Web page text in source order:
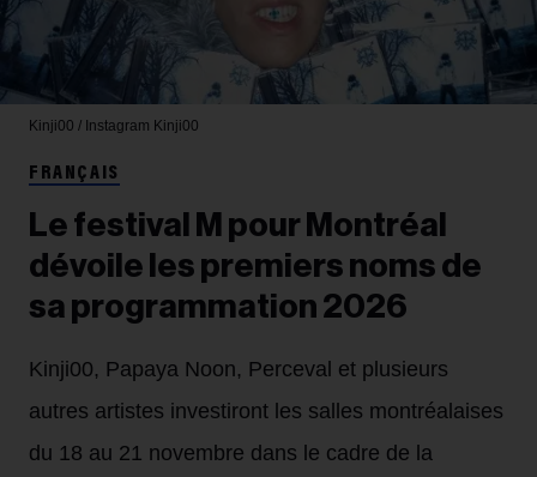
Kinji00 / Instagram Kinji00
FRANÇAIS
Le festival M pour Montréal
dévoile les premiers noms de
sa programmation 2026
Kinji00, Papaya Noon, Perceval et plusieurs
autres artistes investiront les salles montréalaises
du 18 au 21 novembre dans le cadre de la